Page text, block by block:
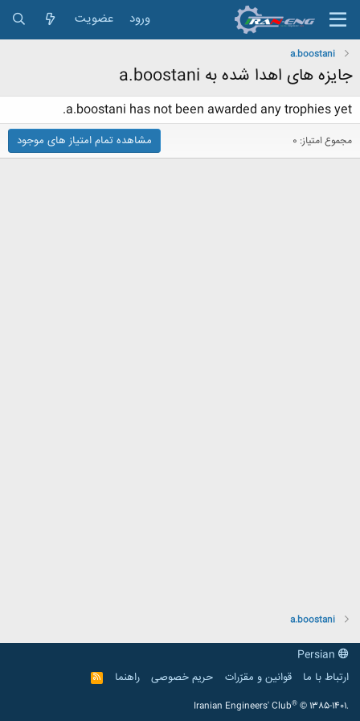
ورود عضویت
a.boostani
جایزه های اهدا شده به a.boostani
a.boostani has not been awarded any trophies yet.
مجموع امتیاز: 0 مشاهده تمام امتیاز های موجود
a.boostani
ارتباط با ما
قوانین و مقرّرات حریم خصوصی راهنما
R
S
Iranian Engineers' Club® © 1385-1401.